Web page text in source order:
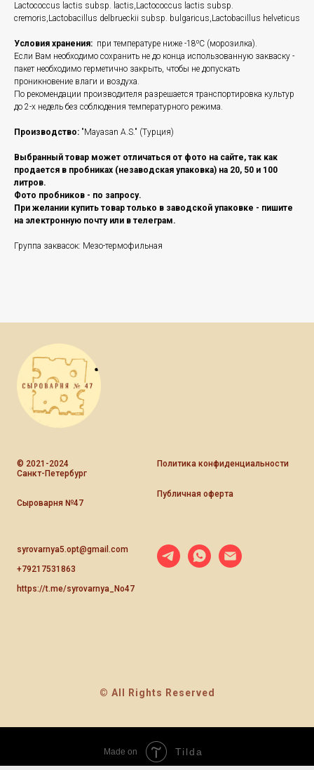
Lactococcus lactis subsp. lactis,Lactococcus lactis subsp.
cremoris,Lactobacillus delbrueckii subsp. bulgaricus,Lactobacillus helveticus
Условия хранения: при температуре ниже -18⁰C (морозилка).
Если Вам необходимо сохранить не до конца использованную закваску -
пакет необходимо герметично закрыть, чтобы не допускать
проникновение влаги и воздуха.
По рекомендации производителя разрешается транспортировка культур
до 2-х недель без соблюдения температурного режима.
Производство: "Mayasan A.S." (Турция)
Выбранный товар может отличаться от фото на сайте, так как
продается в пробниках (незаводская упаковка) на 20, 50 и 100
литров.
Фото пробников - по запросу.
При желании купить товар только в заводской упаковке - пишите
на электронную почту или в телеграм.
Группа заквасок: Мезо-термофильная
© 2021-2024
Санкт-Петербург
Сыроварня №47
Политика конфиденциальности
Публичная оферта
syrovarnya5.opt@gmail.com
+79217531863
https://t.me/syrovarnya_No47
© All Rights Reserved
Made on Tilda